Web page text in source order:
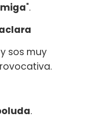
".
sos muy
.